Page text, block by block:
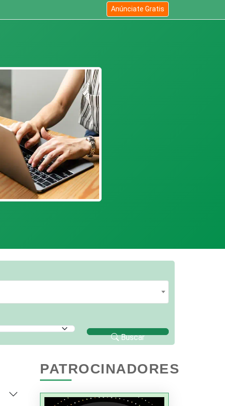
Anúnciate Gratis
Buscar
PATROCINADORES